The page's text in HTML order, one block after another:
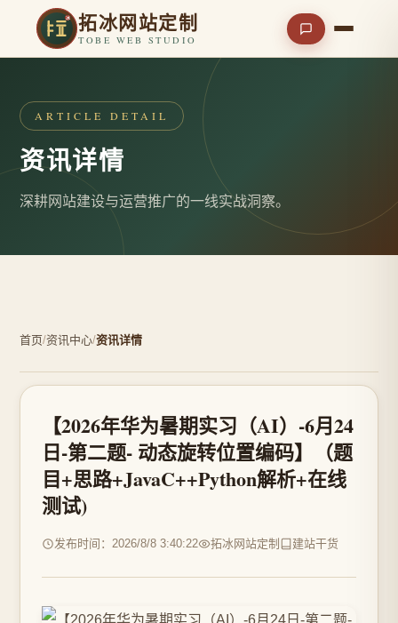
拓冰网站定制
TOBE WEB STUDIO
ARTICLE DETAIL
资讯详情
深耕网站建设与运营推广的一线实战洞察。
首页/资讯中心/资讯详情
【2026年华为暑期实习（AI）-6月24
日-第二题- 动态旋转位置编码】（题
目+思路+JavaC++Python解析+在线
测试)
发布时间：2026/8/8 3:40:22 拓冰网站定制 建站干货